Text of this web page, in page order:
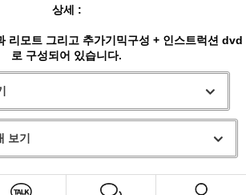
상세 :
리모트 그리고 추가기믹구성 + 인스트럭션 dvd
로 구성되어 있습니다.
보기